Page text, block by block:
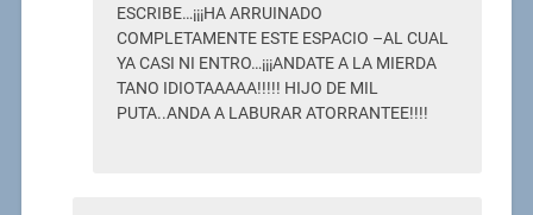
ESCRIBE…¡¡¡HA ARRUINADO
COMPLETAMENTE ESTE ESPACIO –AL CUAL
YA CASI NI ENTRO…¡¡¡ANDATE A LA MIERDA
TANO IDIOTAAAAA!!!!! HIJO DE MIL
PUTA..ANDA A LABURAR ATORRANTEE!!!!